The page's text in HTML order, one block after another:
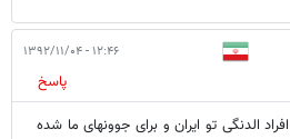
۱۲:۴۶ - ۱۳۹۲/۱۱/۰۴
پاسخ
تو ایران و برای جوونهای ما شده